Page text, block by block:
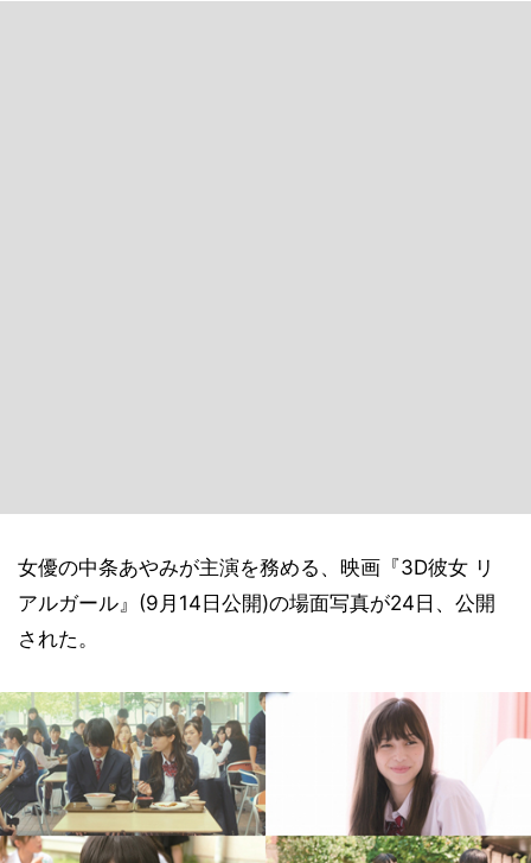
女優の中条あやみが主演を務める、映画『3D彼女 リ
アルガール』(9月14日公開)の場面写真が24日、公開
された。